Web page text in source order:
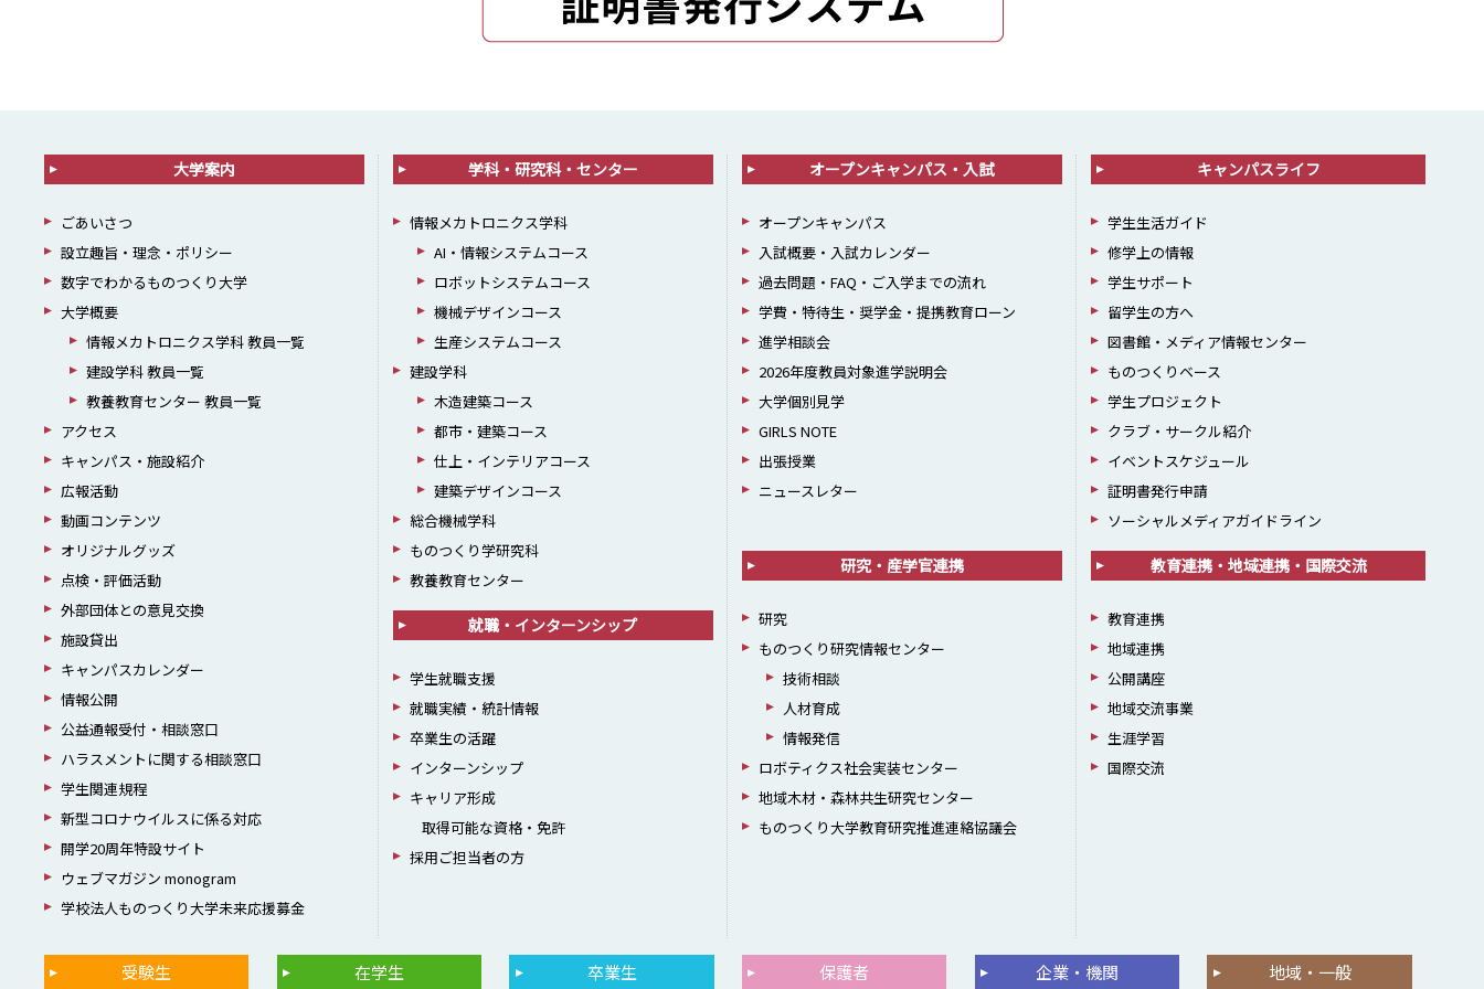
大学案内
ごあいさつ
設立趣旨・理念・ポリシー
数字でわかるものつくり大学
大学概要
情報メカトロニクス学科 教員一覧
建設学科 教員一覧
教養教育センター 教員一覧
アクセス
キャンパス・施設紹介
広報活動
動画コンテンツ
オリジナルグッズ
点検・評価活動
外部団体との意見交換
施設貸出
キャンパスカレンダー
情報公開
公益通報受付・相談窓口
ハラスメントに関する相談窓口
学生関連規程
新型コロナウイルスに係る対応
開学20周年特設サイト
ウェブマガジン monogram
学校法人ものつくり大学未来応援募金
学科・研究科・センター
情報メカトロニクス学科
AI・情報システムコース
ロボットシステムコース
機械デザインコース
生産システムコース
建設学科
木造建築コース
都市・建築コース
仕上・インテリアコース
建築デザインコース
総合機械学科
ものつくり学研究科
教養教育センター
就職・インターンシップ
学生就職支援
就職実績・統計情報
卒業生の活躍
インターンシップ
キャリア形成
取得可能な資格・免許
採用ご担当者の方
オープンキャンパス・入試
オープンキャンパス
入試概要・入試カレンダー
過去問題・FAQ・ご入学までの流れ
学費・特待生・奨学金・提携教育ローン
進学相談会
2026年度教員対象進学説明会
大学個別見学
GIRLS NOTE
出張授業
ニュースレター
研究・産学官連携
研究
ものつくり研究情報センター
技術相談
人材育成
情報発信
ロボティクス社会実装センター
地域木材・森林共生研究センター
ものつくり大学教育研究推進連絡協議会
キャンパスライフ
学生生活ガイド
修学上の情報
学生サポート
留学生の方へ
図書館・メディア情報センター
ものつくりベース
学生プロジェクト
クラブ・サークル紹介
イベントスケジュール
証明書発行申請
ソーシャルメディアガイドライン
教育連携・地域連携・国際交流
教育連携
地域連携
公開講座
地域交流事業
生涯学習
国際交流
受験生 在学生 卒業生 保護者 企業・機関 地域・一般